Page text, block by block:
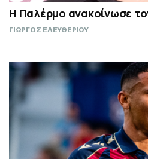
Η Παλέρμο ανακοίνωσε
ΓΙΩΡΓΟΣ ΕΛΕΥΘΕΡΙΟΥ